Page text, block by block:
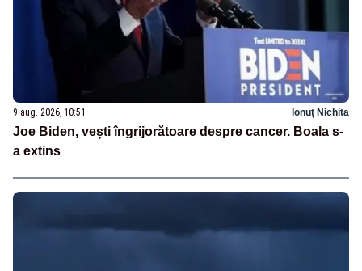
9 aug. 2026, 10:51 Ionuț Nichita
Joe Biden, vești îngrijorătoare despre cancer. Boala s-
a extins